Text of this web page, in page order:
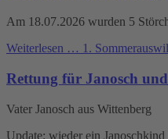
Am 18.07.2026 wurden 5
Weiterlesen … 1.
Rettung für Janosch
Vater Janosch aus Wittenberg
Update: wieder ein